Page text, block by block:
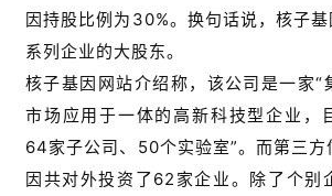
因持股比例为30%。换句话说，核子基
系列企业的大股东。
核子基因网站介绍称，该公司是一家“
市场应用于一体的高新科技型企业，
64家子公司、50个实验室”。而第三方
因共对外投资了62家企业。除了个别